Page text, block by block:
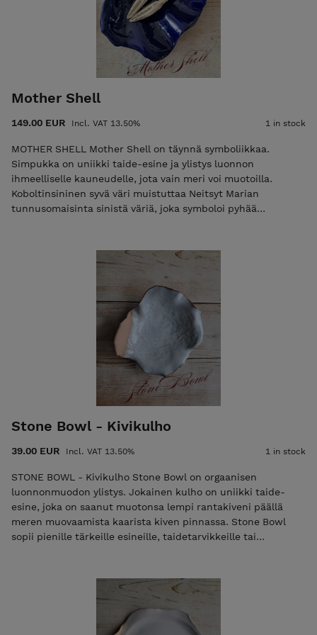
tekijän kämmenen muodon. Hillokulhon mukana tulee
vintage-lusikka ja pieni Bonne Maman vadelmahillo (30g).
Amor Fati on elintarviketurvallinen, uunin ja konepesun
kestävä ja se sopii myös koruille, mustemaalauksen
musteelle tai vaikkapa piirustusliitujen säilytykseen. Hinta:
Mother Shell
149.00 EUR Incl. VAT 13.50% 1 in stock
MOTHER SHELL Mother Shell on täynnä symboliikkaa.
Simpukka on uniikki taide-esine ja ylistys luonnon
ihmeelliselle kauneudelle, jota vain meri voi muotoilla.
Koboltinsininen syvä väri muistuttaa Neitsyt Marian
tunnusomaisinta sinistä väriä, joka symboloi pyhää
se edustaa ihmistä suuremman äidin luomaa turvaa, johon
voi antautua kannateltavaksi. Mother Shell sopii pienille
tärkeille esineille, kotiavaimille tai sellaisenaan esimerkiksi
kirjapinon päälle. Voidaan käyttää myös kastemaljana tai
tarjoiluastiana. Simpukka on elintarviketurvallinen sekä
uunin ja astianpesukoneen kestävä. Suosittelen käsin
tiskaamista osalasituksen vuoksi. Keramiikka ja lasite Leveys
24cm Korkeus 9,5cm Syvyys 19cm Hinta: 149€ sis. postikulut
Stone Bowl - Kivikulho
39.00 EUR Incl. VAT 13.50% 1 in stock
STONE BOWL - Kivikulho Stone Bowl on orgaanisen
luonnonmuodon ylistys. Jokainen kulho on uniikki taide-
esine, joka on saanut muotonsa lempi rantakiveni päällä
meren muovaamista kaarista kiven pinnassa. Stone Bowl
sopii pienille tärkeille esineille, taidetarvikkeille tai
kaunis vintage-lusikka. Kulho on elintarviketurvallinen sekä
uunin ja astianpesukoneen kestävä. Suosittelen käsin
tiskaamista osalasituksen vuoksi. Läpimitta n. 15cm Korkeus
vaihtelee n. 3-5cm Hinta: 39€ sis. postikulut kotimaassa